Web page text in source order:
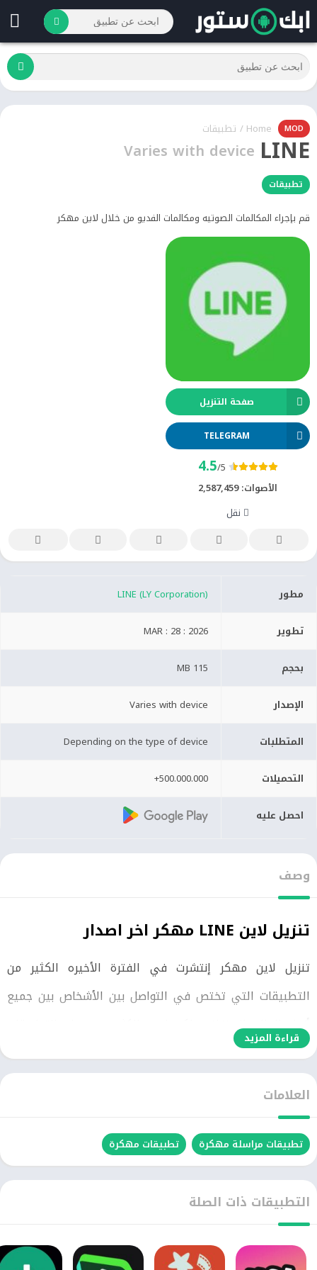
MOD
Home
/ تطبيقات
LINE
Varies with device
تطبيقات
قم بإجراء المكالمات الصوتيه ومكالمات الفديو من خلال لاين مهكر
صفحة التنزيل
TELEGRAM
4.5/5
الأصوات:2,587,459
نقل
مطور LINE (LY Corporation)
تطوير MAR : 28 : 2026
بحجم 115 MB
الإصدار Varies with device
المتطلبات Depending on the type of device
التحميلات 500.000.000+
احصل عليه
وصف
تنزيل لاين LINE مهكر اخر اصدار
تنزيل لاين مهكر إنتشرت في الفترة الأخيره الكثير من
التطبيقات التي تختص في التواصل بين الأشخاص بين جميع
أنحاء العالم المختلف ولكن ليس الكثير من هذه التطبيقات
مميزه. ونأتي لكم الأن بتطبيق لاين مهكر الذي يمكنك من
خلاله أن تقوم بالتواصل مع أي شخص من الذين يقومون
لكي يقومو بالتواصل مع أي شخص من خلال أن يقومو بإجراء
المكالمات المختلفهم بين بعضهم البعض من المكالمات
النصيه المختلفه. التي يتجه إليها الكثير من المستخدمين
حتي تقوم بالتواصل بسرعه فائقه ومميزه في التراسل بينك
وبين أي شخص من الذين يقومون بي تحميل لاين مهكر.
قراءة المزيد
العلامات
تطبيقات مراسلة مهكرة تطبيقات مهكرة
التطبيقات ذات الصلة